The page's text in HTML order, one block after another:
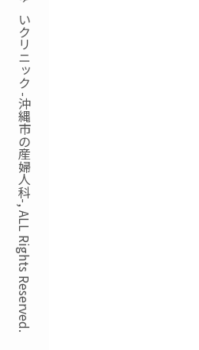
Copyright(C)2018ゆいクリニック -沖縄市の産婦人科-, ALL Rights Reserved.